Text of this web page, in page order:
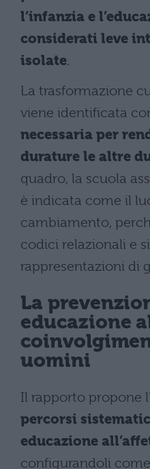
l’infanzia e
considerati leve
isolate.
La trasformazione
viene identificata
necessaria per
durature le altre
quadro, la scuola
è indicata come il
cambiamento,
codici relazionali e
rappresentazioni di
La
educazione
uomini
Il rapporto propone
percorsi
educazione
configurandoli